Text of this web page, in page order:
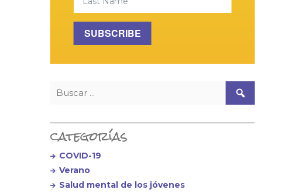
SUBSCRIBE
Buscar:
categorías
COVID-19
Verano
Salud mental de los jóvenes